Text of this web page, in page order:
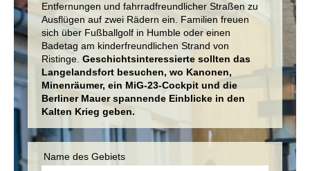
Entfernungen und fahrradfreundlicher Straßen zu
Ausflügen auf zwei Rädern ein. Familien freuen
sich über Fußballgolf in Humble oder einen
Badetag am kinderfreundlichen Strand von
Ristinge. Geschichtsinteressierte sollten das
Langelandsfort besuchen, wo Kanonen,
Minenräumer, ein MiG-23-Cockpit und die
Berliner Mauer spannende Einblicke in den
Kalten Krieg geben.
Name des Gebiets